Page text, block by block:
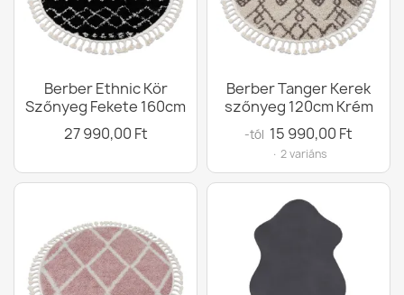
Berber Ethnic Kör
Szőnyeg Fekete 160cm
27 990,00 Ft
Berber Tanger Kerek
szőnyeg 120cm Krém
-tól 15 990,00 Ft
· 2 variáns